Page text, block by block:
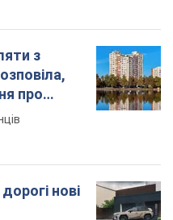
з
про
нові